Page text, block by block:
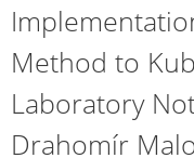
Method to
Laboratory
Drahomír